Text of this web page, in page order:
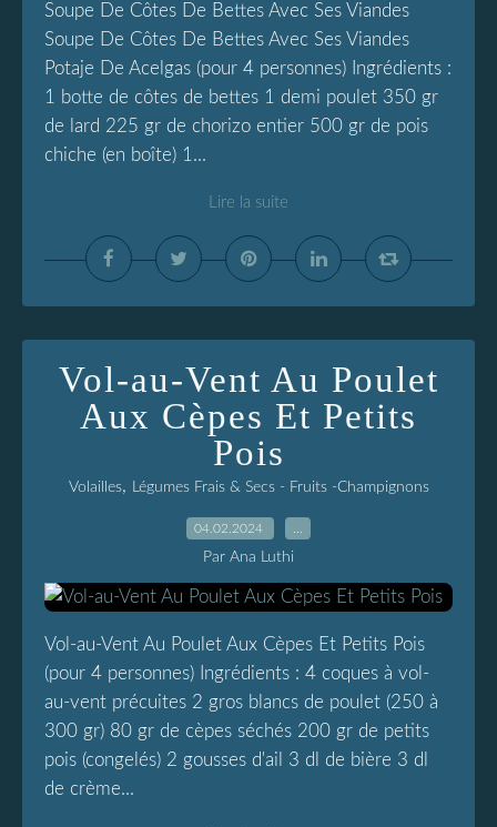
Soupe De Côtes De Bettes Avec Ses Viandes
Soupe De Côtes De Bettes Avec Ses Viandes
Potaje De Acelgas (pour 4 personnes) Ingrédients :
1 botte de côtes de bettes 1 demi poulet 350 gr
de lard 225 gr de chorizo entier 500 gr de pois
chiche (en boîte) 1...
Lire la suite
Vol-au-Vent Au Poulet
Aux Cèpes Et Petits
Pois
Volailles, Légumes Frais & Secs - Fruits -Champignons
04.02.2024
Par Ana Luthi
Vol-au-Vent Au Poulet Aux Cèpes Et Petits Pois
(pour 4 personnes) Ingrédients : 4 coques à vol-
au-vent précuites 2 gros blancs de poulet (250 à
300 gr) 80 gr de cèpes séchés 200 gr de petits
pois (congelés) 2 gousses d'ail 3 dl de bière 3 dl
de crème...